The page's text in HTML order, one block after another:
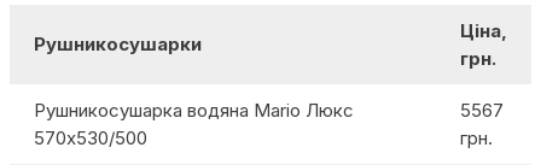
Рушникосушарки
Ціна,
грн.
Рушникосушарка водяна Mario Люкс
570х530/500
5567
грн.